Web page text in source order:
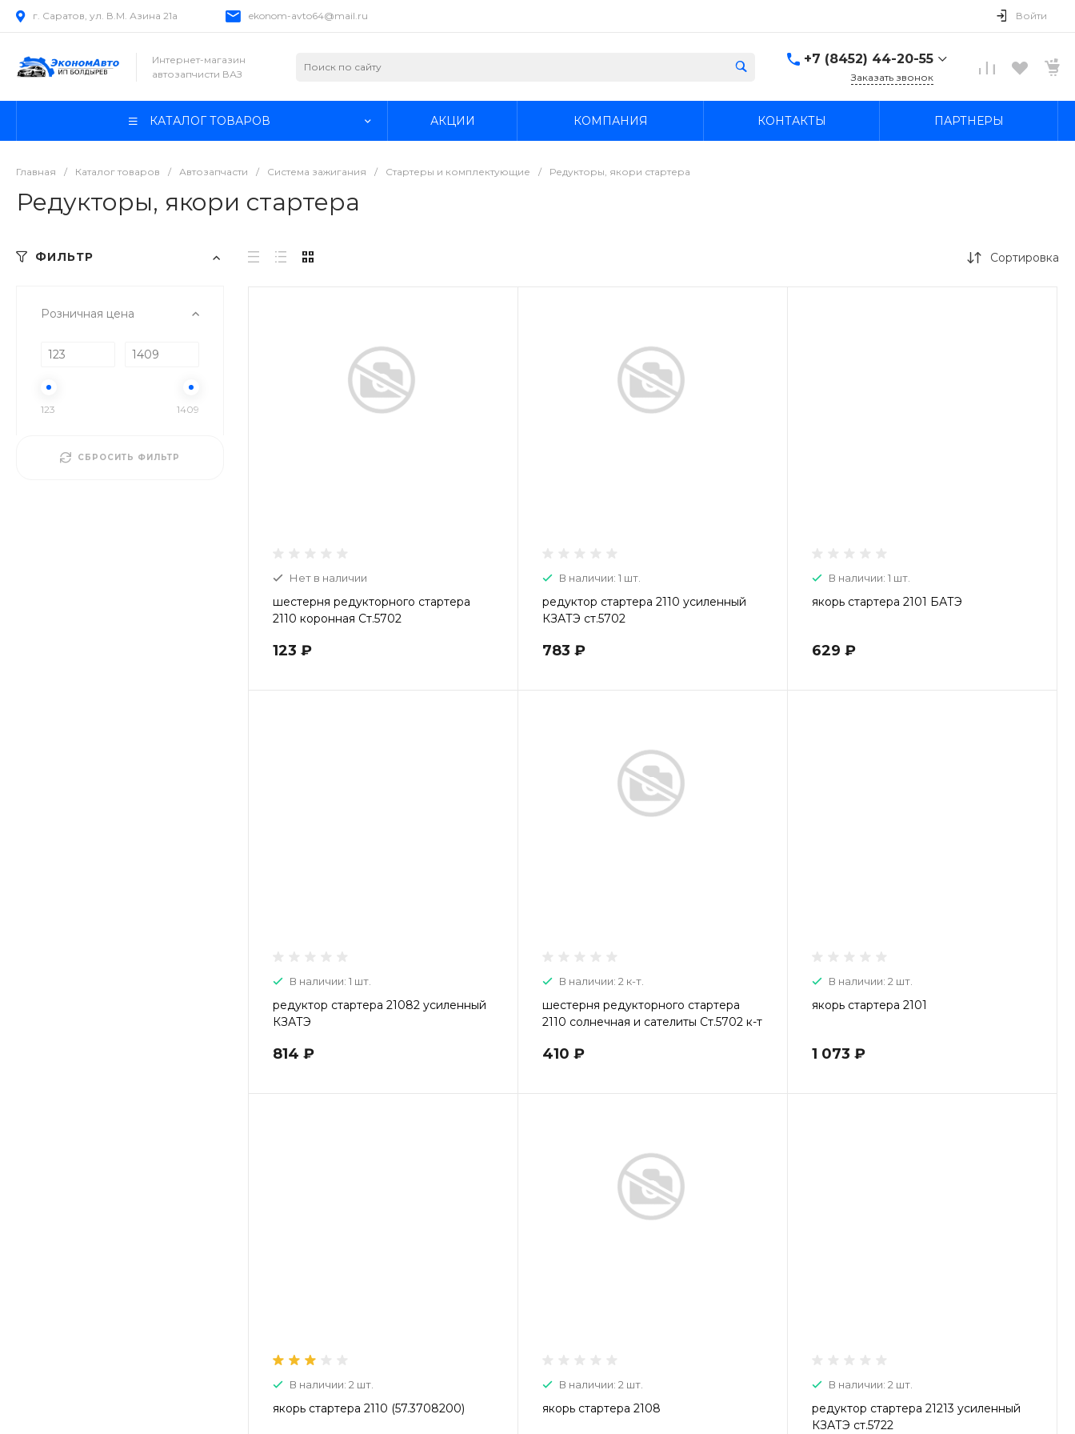
г. Саратов, ул. В.М. Азина 21а ekonom-avto64@mail.ru Войти
Интернет-магазин
автозапчисти ВАЗ
+7 (8452) 44-20-55
г. Саратов, ул. В.М. Азина
Заказать звонок
КАТАЛОГ ТОВАРОВ АКЦИИ КОМПАНИЯ КОНТАКТЫ ПАРТНЕРЫ
Главная / Каталог товаров / Автозапчасти / Система зажигания / Стартеры и комплектующие / Редукторы, якори стартера
Редукторы, якори стартера
ФИЛЬТР
Розничная цена
123 1409
СБРОСИТЬ ФИЛЬТР
Сортировка
Нет в наличии
шестерня редукторного стартера
2110 коронная Ст.5702
123 ₽
В наличии: 1 шт.
редуктор стартера 2110 усиленный
КЗАТЭ ст.5702
783 ₽
В наличии: 1 шт.
якорь стартера 2101 БАТЭ
629 ₽
В наличии: 1 шт.
редуктор стартера 21082 усиленный
КЗАТЭ
814 ₽
В наличии: 2 к-т.
шестерня редукторного стартера
2110 солнечная и сателиты Ст.5702 к-т
410 ₽
В наличии: 2 шт.
якорь стартера 2101
1 073 ₽
В наличии: 2 шт.
якорь стартера 2110 (57.3708200)
В наличии: 2 шт.
якорь стартера 2108
В наличии: 2 шт.
редуктор стартера 21213 усиленный
КЗАТЭ ст.5722